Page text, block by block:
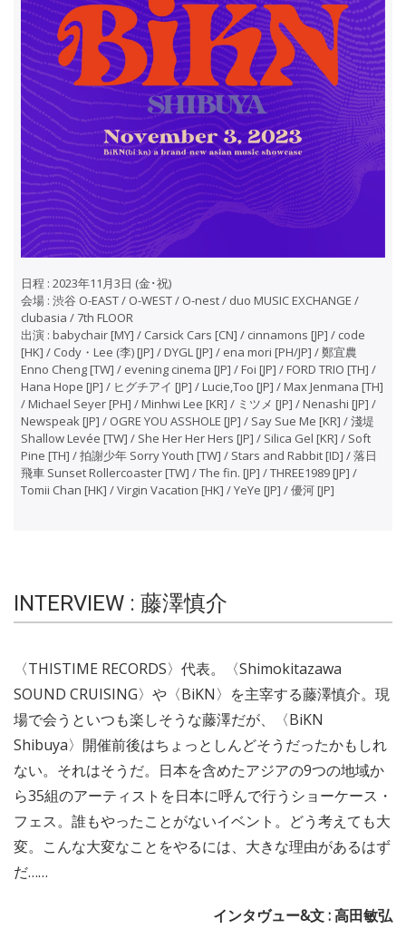
日程 : 2023年11月3日 (金･祝)
会場 : 渋谷 O-EAST / O-WEST / O-nest / duo MUSIC EXCHANGE /
clubasia / 7th FLOOR
出演 : babychair [MY] / Carsick Cars [CN] / cinnamons [JP] / code
[HK] / Cody・Lee (李) [JP] / DYGL [JP] / ena mori [PH/JP] / 鄭宜農
Enno Cheng [TW] / evening cinema [JP] / Foi [JP] / FORD TRIO [TH] /
Hana Hope [JP] / ヒグチアイ [JP] / Lucie,Too [JP] / Max Jenmana [TH]
/ Michael Seyer [PH] / Minhwi Lee [KR] / ミツメ [JP] / Nenashi [JP] /
Newspeak [JP] / OGRE YOU ASSHOLE [JP] / Say Sue Me [KR] / 淺堤
Shallow Levée [TW] / She Her Her Hers [JP] / Silica Gel [KR] / Soft
Pine [TH] / 拍謝少年 Sorry Youth [TW] / Stars and Rabbit [ID] / 落日
飛車 Sunset Rollercoaster [TW] / The fin. [JP] / THREE1989 [JP] /
Tomii Chan [HK] / Virgin Vacation [HK] / YeYe [JP] / 優河 [JP]
INTERVIEW : 藤澤慎介
〈THISTIME RECORDS〉代表。〈Shimokitazawa
SOUND CRUISING〉や〈BiKN〉を主宰する藤澤慎介。現
場で会うといつも楽しそうな藤澤だが、〈BiKN
Shibuya〉開催前後はちょっとしんどそうだったかもしれ
ない。それはそうだ。日本を含めたアジアの9つの地域か
ら35組のアーティストを日本に呼んで行うショーケース・
フェス。誰もやったことがないイベント。どう考えても大
変。こんな大変なことをやるには、大きな理由があるはず
だ……
インタヴュー&文 : 高田敏弘